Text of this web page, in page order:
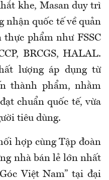
khe, Masan duy trì
nhận quốc tế về quản
phẩm như FSSC
BRCGS, HALAL.
lượng áp dụng từ
thành phẩm, nhằm
chuẩn quốc tế, vừa
tiêu dùng.
hợp cùng Tập đoàn
nhà bán lẻ lớn nhất
Việt Nam” tại đại